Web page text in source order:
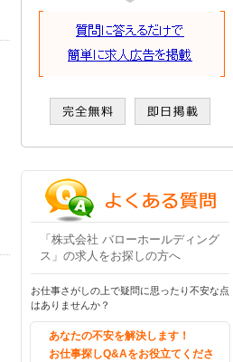
「株式会社 バローホールディング
ス」の求人をお探しの方へ
お仕事さがしの上で疑問に思ったり不安な点
はありませんか？
あなたの不安を解決します！
お仕事探しQ&Aをお役立てくださ